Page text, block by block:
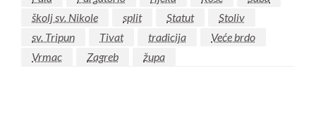
školj sv. Nikole
split Statut
Stoliv
sv. Tripun
Tivat tradicija
Veće brdo
Vrmac
Zagreb župa